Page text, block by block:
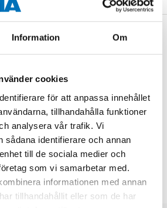
Information Om
cookies
för att anpassa innehållet
tillhandahålla funktioner
analysera vår trafik. Vi
sådana identifierare och annan
till de sociala medier och
som vi samarbetar med.
informationen med annan
tillhandahållit eller som de har
inom 2 timmar! För mer information om
köpte också